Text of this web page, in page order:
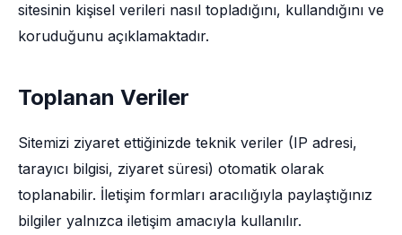
sitesinin kişisel verileri nasıl topladığını, kullandığını ve
koruduğunu açıklamaktadır.
Toplanan Veriler
Sitemizi ziyaret ettiğinizde teknik veriler (IP adresi,
tarayıcı bilgisi, ziyaret süresi) otomatik olarak
toplanabilir. İletişim formları aracılığıyla paylaştığınız
bilgiler yalnızca iletişim amacıyla kullanılır.